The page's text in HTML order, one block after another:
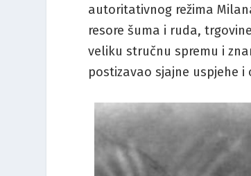
autoritativnog režima
resore šuma i ruda,
veliku stručnu spremu i
postizavao sjajne uspjehe